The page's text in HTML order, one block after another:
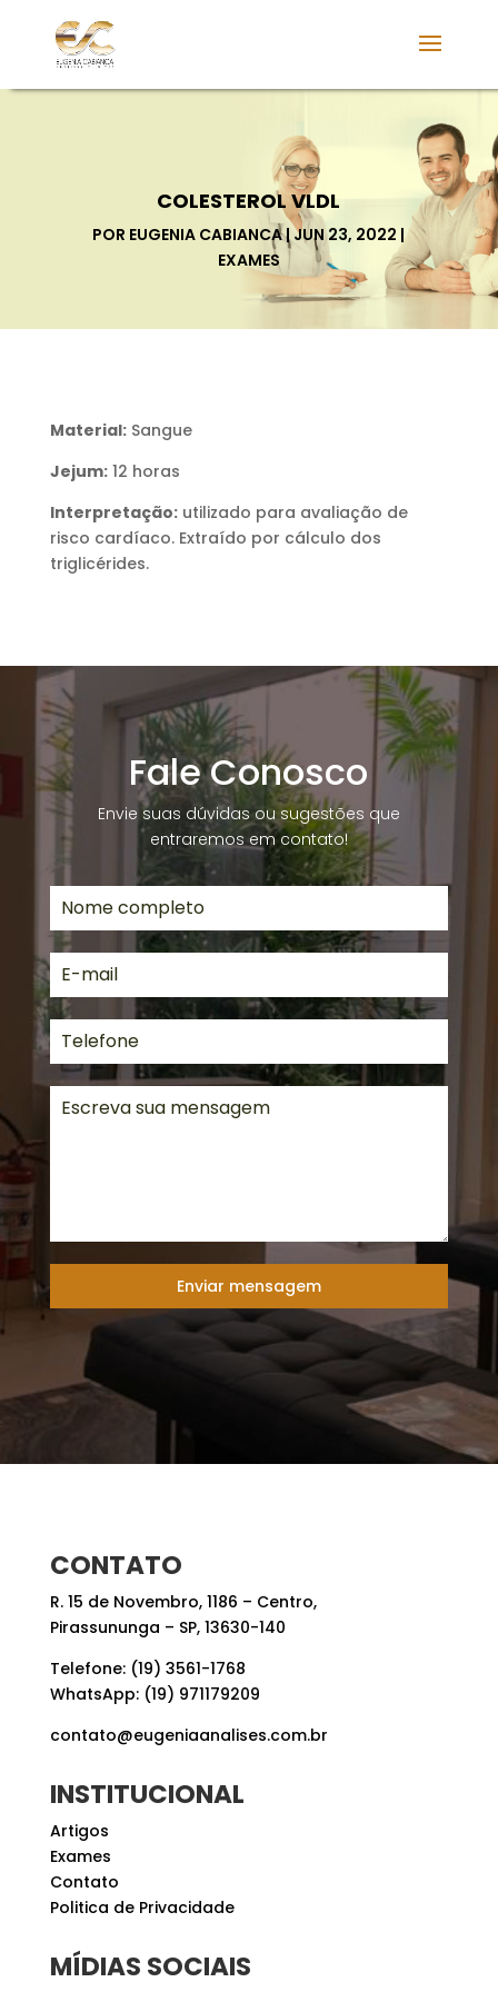
COLESTEROL VLDL
POR EUGENIA CABIANCA JUN 23, 2022
EXAMES
Material:Sangue
Jejum:12 horas
Interpretação:utilizado para avaliação de
risco cardíaco. Extraído por cálculo dos
triglicérides.
Fale Conosco
Envie suas dúvidas ou sugestões que
entraremos em contato!
Enviar mensagem
CONTATO
R. 15 de Novembro, 1186 – Centro,
Pirassununga – SP, 13630-140
Telefone: (19) 3561-1768
WhatsApp: (19) 971179209
contato@eugeniaanalises.com.br
INSTITUCIONAL
Artigos
Exames
Contato
Politica de Privacidade
MÍDIAS SOCIAIS